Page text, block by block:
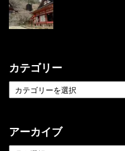
カテゴリー
アーカイブ